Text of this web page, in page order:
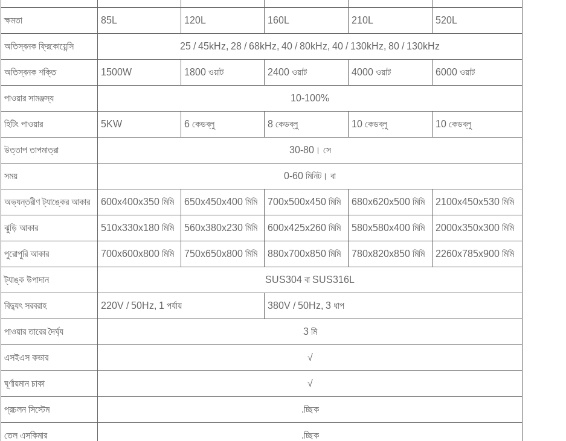
ক্ষমতা 85L 120L 160L 210L 520L
অতিস্বনক ফ্রিকোয়েন্সি 25 / 45kHz, 28 / 68kHz, 40 / 80kHz, 40 / 130kHz, 80 / 130kHz
অতিস্বনক শক্তি 1500W 1800 ওয়াট 2400 ওয়াট 4000 ওয়াট 6000 ওয়াট
পাওয়ার সামঞ্জস্য 10-100%
হিটিং পাওয়ার 5KW 6 কেডব্লু 8 কেডব্লু 10 কেডব্লু 10 কেডব্লু
উত্তাপ তাপমাত্রা 30-80। সে
সময় 0-60 মিনিট। বা
অভ্যন্তরীণ ট্যাঙ্কের আকার 600x400x350 মিমি 650x450x400 মিমি 700x500x450 মিমি 680x620x500 মিমি 2100x450x530 মিমি
ঝুড়ি আকার 510x330x180 মিমি 560x380x230 মিমি 600x425x260 মিমি 580x580x400 মিমি 2000x350x300 মিমি
পুরোপুরি আকার 700x600x800 মিমি 750x650x800 মিমি 880x700x850 মিমি 780x820x850 মিমি 2260x785x900 মিমি
ট্যাঙ্ক উপাদান SUS304 বা SUS316L
বিদ্যুৎ সরবরাহ 220V / 50Hz, 1 পর্যায় 380V / 50Hz, 3 ধাপ
পাওয়ার তারের দৈর্ঘ্য 3 মি
এসইএস কভার √
ঘূর্ণায়মান চাকা √
প্রচলন সিস্টেম .চ্ছিক
তেল এসকিমার .চ্ছিক